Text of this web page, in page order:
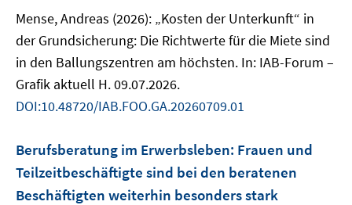
Mense, Andreas (2026): „Kosten der Unterkunft“ in
der Grundsicherung: Die Richtwerte für die Miete sind
in den Ballungszentren am höchsten. In: IAB-Forum –
Grafik aktuell H. 09.07.2026.
DOI:10.48720/IAB.FOO.GA.20260709.01
Berufsberatung im Erwerbsleben: Frauen und
Teilzeitbeschäftigte sind bei den beratenen
Beschäftigten weiterhin besonders stark